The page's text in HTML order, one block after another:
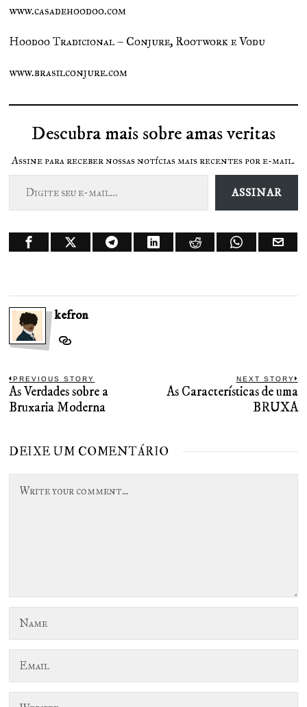
www.casadehoodoo.com
Hoodoo Tradicional – Conjure, Rootwork e Vodu
www.brasilconjure.com
Descubra mais sobre amas veritas
Assine para receber nossas notícias mais recentes por e-mail.
Digite seu e-mail…
ASSINAR
kefron
Navegação
de
PREVIOUS STORY
Previous
post:
As Verdades sobre a
Bruxaria Moderna
NEXT STORY
As Características de uma
BRUXA
DEIXE UM COMENTÁRIO